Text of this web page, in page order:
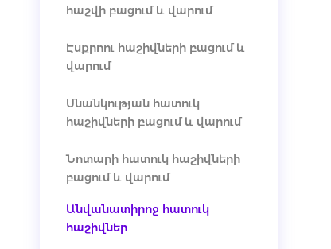
հաշվի բացում և վարում
Էսքրոու հաշիվների բացում և
վարում
Սնանկության հատուկ
հաշիվների բացում և վարում
Նոտարի հատուկ հաշիվների
բացում և վարում
Անվանատիրոջ հատուկ
հաշիվներ